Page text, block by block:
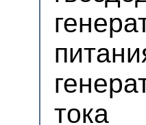
тока